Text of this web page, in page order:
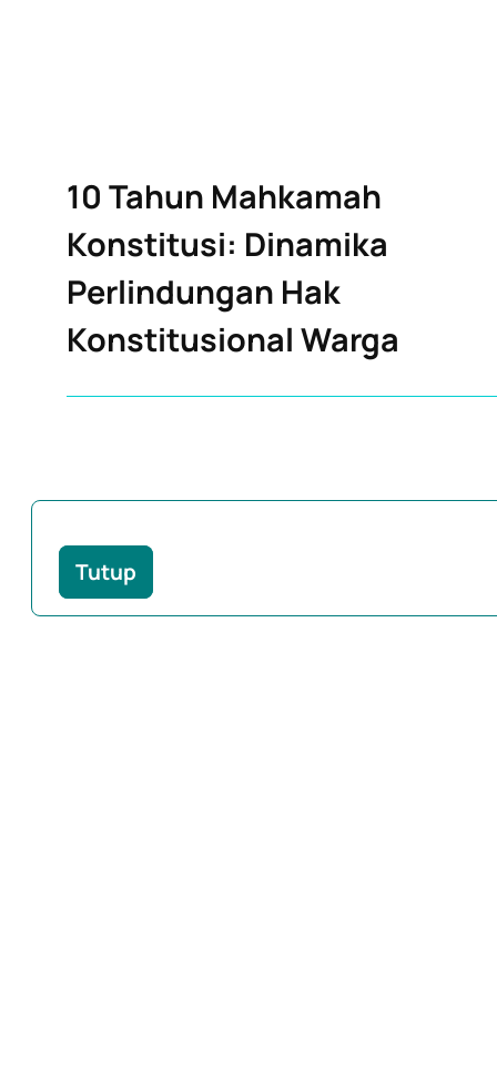
10 Tahun Mahkamah
Konstitusi: Dinamika
Perlindungan Hak
Konstitusional Warga
Tutup